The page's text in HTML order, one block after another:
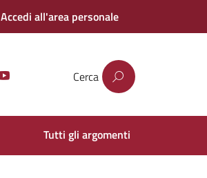
Accedi all'area personale
Cerca
Tutti gli argomenti